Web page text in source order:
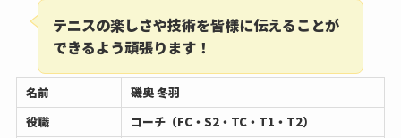
テニスの楽しさや技術を皆様に伝えることが
できるよう頑張ります！
名前
磯奥 冬羽
役職
コーチ（FC・S2・TC・T1・T2）